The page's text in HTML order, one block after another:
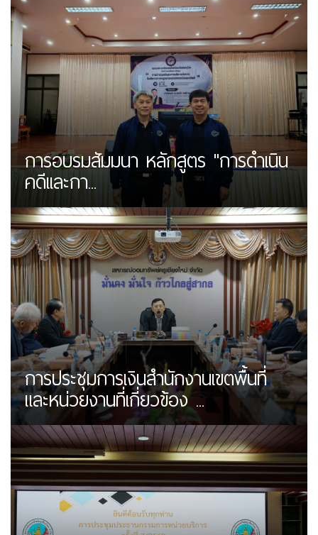
การอบรมสัมมนา หลักสูตร "การดำเนิน
คดีเเละกา...
การประชุมการเงินสำนักงานเขตพื้นที่
และหน่วยงานที่เกี่ยวข้อง ...